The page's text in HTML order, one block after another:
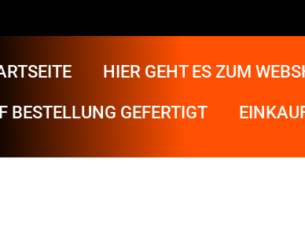
HIER GEHT ES ZUM
BESTELLUNG GEFERTIGT